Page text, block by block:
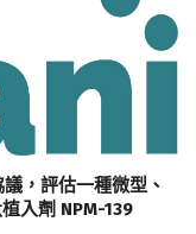
，評估一種微型、
入劑 NPM-139